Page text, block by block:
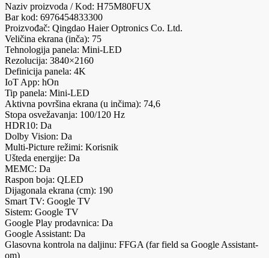
Naziv proizvoda / Kod: H75M80FUX
Bar kod: 6976454833300
Proizvođač: Qingdao Haier Optronics Co. Ltd.
Veličina ekrana (inča): 75
Tehnologija panela: Mini-LED
Rezolucija: 3840×2160
Definicija panela: 4K
IoT App: hOn
Tip panela: Mini-LED
Aktivna površina ekrana (u inčima): 74,6
Stopa osvežavanja: 100/120 Hz
HDR10: Da
Dolby Vision: Da
Multi-Picture režimi: Korisnik
Ušteda energije: Da
MEMC: Da
Raspon boja: QLED
Dijagonala ekrana (cm): 190
Smart TV: Google TV
Sistem: Google TV
Google Play prodavnica: Da
Google Assistant: Da
Glasovna kontrola na daljinu: FFGA (far field sa Google Assistant-
om)